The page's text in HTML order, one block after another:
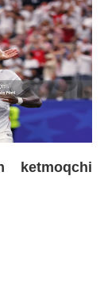
ketmoqchi